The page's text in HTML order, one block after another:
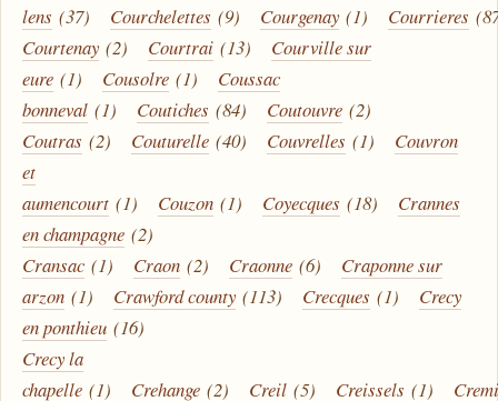
lens (37) Courchelettes (9) Courgenay (1) Courrieres
Courtenay (2) Courtrai (13)
Courville sur
eure (1) Cousolre (1)
Coussac
bonneval (1) Coutiches (84) Coutouvre (2)
Coutras (2) Couturelle (40) Couvrelles (1)
Couvron
et
aumencourt (1) Couzon (1) Coyecques (18)
Crannes
en champagne (2)
Cransac (1) Craon (2) Craonne (6)
Craponne sur
arzon (1) Crawford county (113) Crecques (1)
Crecy
en ponthieu (16)
Crecy la
chapelle (1) Crehange (2) Creil (5) Creissels (1)